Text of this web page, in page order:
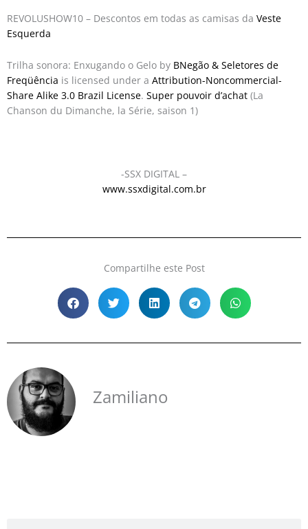
REVOLUSHOW10 – Descontos em todas as camisas da Veste
Esquerda
Trilha sonora: Enxugando o Gelo by BNegão & Seletores de
Freqüência is licensed under a Attribution-Noncommercial-
Share Alike 3.0 Brazil License. Super pouvoir d’achat (La
Chanson du Dimanche, la Série, saison 1)
-SSX DIGITAL –
www.ssxdigital.com.br
Compartilhe este Post
Zamiliano